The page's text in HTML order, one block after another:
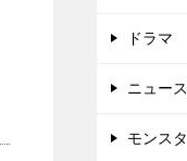
ドラマ
ニュー
モンス